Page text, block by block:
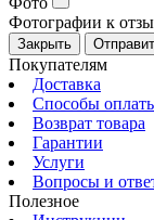
Фотографии к
Закрыть
Покупателям
Доставка
Способы
Возврат товара
Гарантии
Услуги
Вопросы и
Полезное